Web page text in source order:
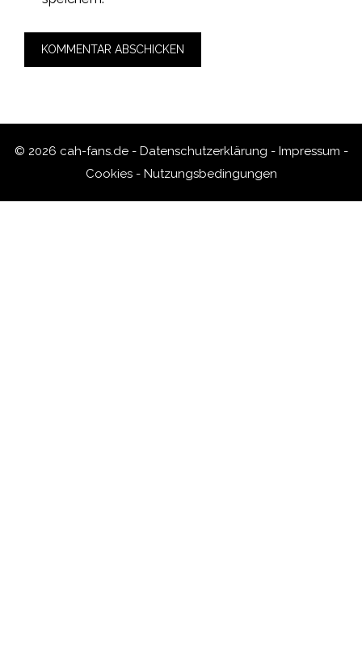
© 2026 cah-fans.de - Datenschutzerklärung - Impressum -
Cookies- Nutzungsbedingungen